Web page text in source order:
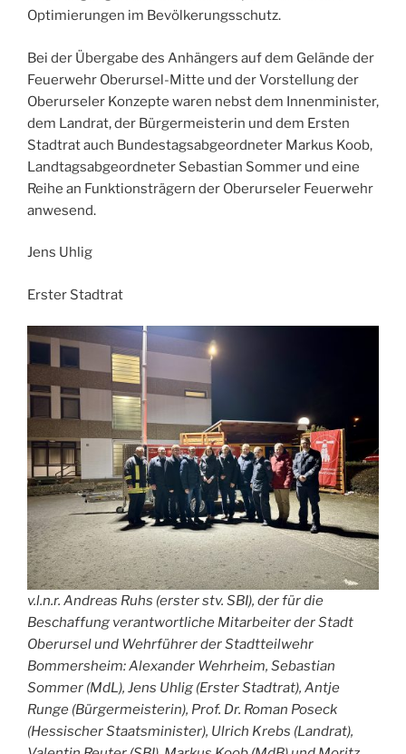
Optimierungen im Bevölkerungsschutz.
Bei der Übergabe des Anhängers auf dem Gelände der
Feuerwehr Oberursel-Mitte und der Vorstellung der
Oberurseler Konzepte waren nebst dem Innenminister,
dem Landrat, der Bürgermeisterin und dem Ersten
Stadtrat auch Bundestagsabgeordneter Markus Koob,
Landtagsabgeordneter Sebastian Sommer und eine
Reihe an Funktionsträgern der Oberurseler Feuerwehr
anwesend.
Jens Uhlig
Erster Stadtrat
v.l.n.r. Andreas Ruhs (erster stv. SBI), der für die
Beschaffung verantwortliche Mitarbeiter der Stadt
Oberursel und Wehrführer der Stadtteilwehr
Bommersheim: Alexander Wehrheim, Sebastian
Sommer (MdL), Jens Uhlig (Erster Stadtrat), Antje
Runge (Bürgermeisterin), Prof. Dr. Roman Poseck
(Hessischer Staatsminister), Ulrich Krebs (Landrat),